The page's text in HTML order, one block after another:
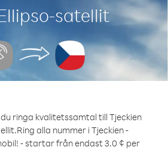
satellit
ringa kvalitetssamtal till Tjeckien
Ring alla nummer i Tjeckien -
- startar från endast 3.0 ¢ per